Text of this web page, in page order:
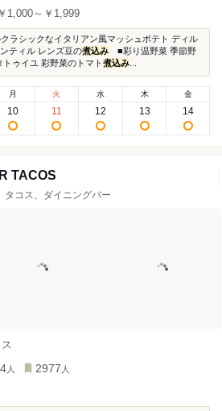
￥1,000～￥1,999
ラシックなイタリアン風マッシュポテト ディル
ティル レンズ豆の煮込み ■彩り温野菜 季節野
ゥイユ 彩野菜のトマト煮込み
月
10
火
11
水
12
木
13
金
14
TACOS
タコス、ダイニングバー
人 2977 人